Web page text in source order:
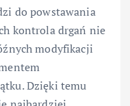
do powstawania
kontrola drgań nie
modyfikacji
Dzięki temu